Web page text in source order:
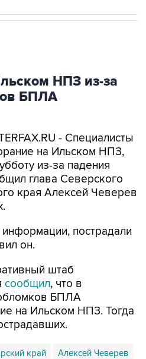
НПЗ из-за
БПЛА
- Специалисты
на Ильском НПЗ,
из-за падения
глава Северского
края Алексей Чеверев
пострадали
он.
штаб
сообщил, что в
БПЛА
на Ильском НПЗ. Тогда
край Алексей Чеверев